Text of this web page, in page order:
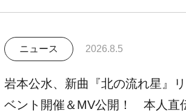
ニュース 2026.8.5
岩本公水、新曲『北の流れ星』
ベント開催＆MV公開！ 本人直